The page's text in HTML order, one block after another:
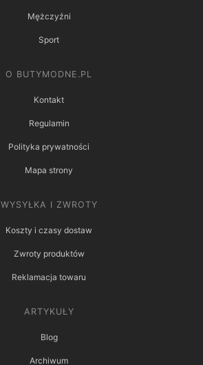
Mężczyźni
Sport
O BUTYMODNE.PL
Kontakt
Regulamin
Polityka prywatności
Mapa strony
WYSYŁKA I ZWROTY
Koszty i czasy dostaw
Zwroty produktów
Reklamacja towaru
ARTYKUŁY
Blog
Archiwum